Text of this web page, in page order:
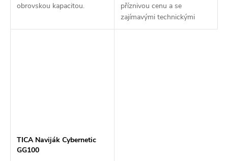
obrovskou kapacitou.
příznivou cenu a se
zajímavými technickými
vlastnostmi.
TICA Naviják Cybernetic
GG100